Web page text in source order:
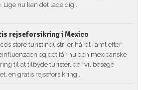
Lige nu kan det lade dig...
rejseforsikring i Mexico
store turistindustri er hårdt ramt efter
og det får nu den mexicanske
til at tilbyde turister, der vil besøge
en gratis rejseforsikring...